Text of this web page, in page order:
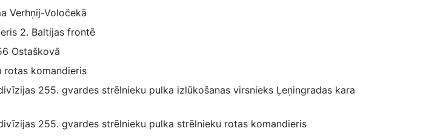
Verhņij-Voločekā
2. Baltijas frontē
Ostaškovā
rotas komandieris
255. gvardes strēlnieku pulka izlūkošanas virsnieks Ļeņingradas kara
255. gvardes strēlnieku pulka strēlnieku rotas komandieris